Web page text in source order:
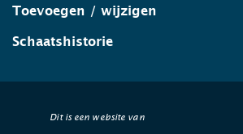
Toevoegen / wijzigen
Schaatshistorie
Dit is een website van